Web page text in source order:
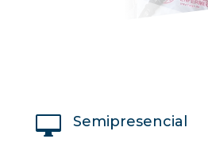
 Semipresencial